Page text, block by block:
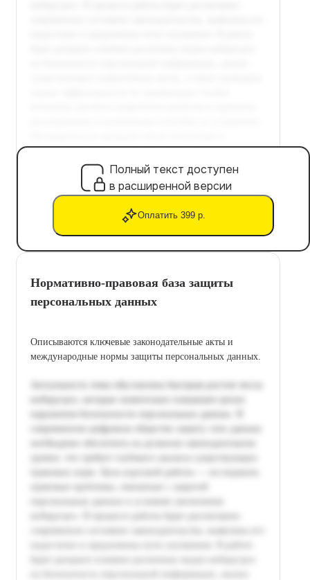
Полный текст доступен
в расширенной версии
Оплатить 399 р.
Нормативно-правовая база защиты
персональных данных
Описываются ключевые законодательные акты и
международные нормы защиты персональных данных.